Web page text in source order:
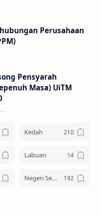
Perusahaan
Pensyarah
Masa) UiTM
Kedah
Labuan
Negeri Sembilan